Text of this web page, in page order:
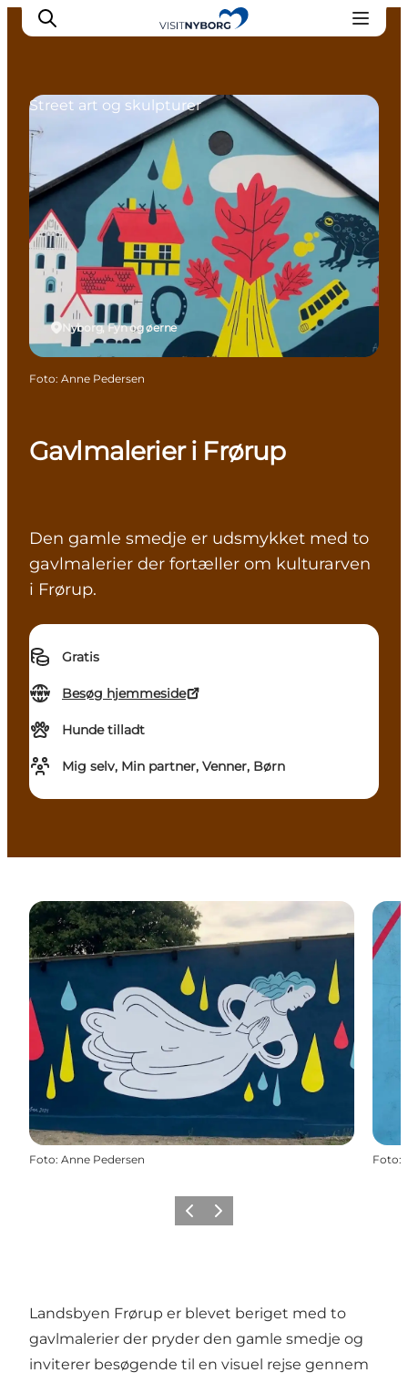
Oplev Nyborg
Outdoor
Det sker i Nyborg
Sprogø
Planlæg din tur
Book & køb
Gavlmalerier i Frørup
Den gamle smedje er udsmykket med to
gavlmalerier der fortæller om kulturarven
i Frørup.
Gratis
Besøg hjemmeside
Hunde tilladt
Mig selv, Min partner, Venner, Børn
Nyborg, Fyn og øerne
Street art og skulpturer
Foto: Anne Pedersen
Foto: Anne Pedersen Foto:
ForrigeNæste
Landsbyen Frørup er blevet beriget med to
gavlmalerier der pryder den gamle smedje og
inviterer besøgende til en visuel rejse gennem